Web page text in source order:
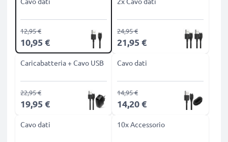
10,95 €
12,95 €
21,95 €
24,95 €
Caricabatteria + Cavo USB
19,95 €
22,95 €
Cavo dati
14,20 €
14,95 €
Cavo dati 10x Accessorio